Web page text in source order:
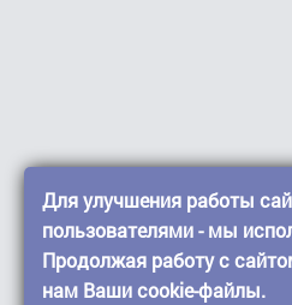
Для улучшения работы
пользователями - мы
Продолжая работу с
нам Ваши cookie-файлы.